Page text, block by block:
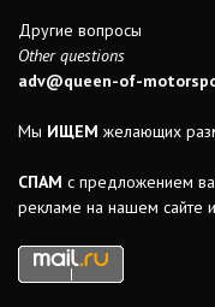
Другие вопросы
Other questions
adv@queen-of-
Мы ИЩЕМ желающих
СПАМ с предложением
рекламе на нашем сайте